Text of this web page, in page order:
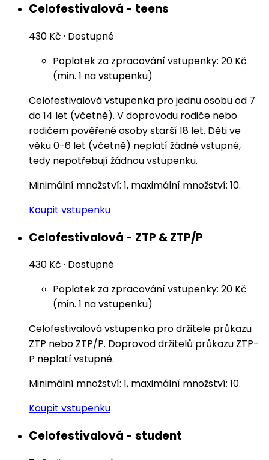
Celofestivalová - teens
430 Kč · Dostupné
Poplatek za zpracování vstupenky: 20 Kč
(min. 1 na vstupenku)
Celofestivalová vstupenka pro jednu osobu od 7
do 14 let (včetně). V doprovodu rodiče nebo
rodičem pověřené osoby starší 18 let. Děti ve
věku 0-6 let (včetně) neplatí žádné vstupné,
tedy nepotřebují žádnou vstupenku.
Minimální množství: 1, maximální množství: 10.
Koupit vstupenku
Celofestivalová - ZTP & ZTP/P
430 Kč · Dostupné
Poplatek za zpracování vstupenky: 20 Kč
(min. 1 na vstupenku)
Celofestivalová vstupenka pro držitele průkazu
ZTP nebo ZTP/P. Doprovod držitelů průkazu ZTP-
P neplatí vstupné.
Minimální množství: 1, maximální množství: 10.
Koupit vstupenku
Celofestivalová - student